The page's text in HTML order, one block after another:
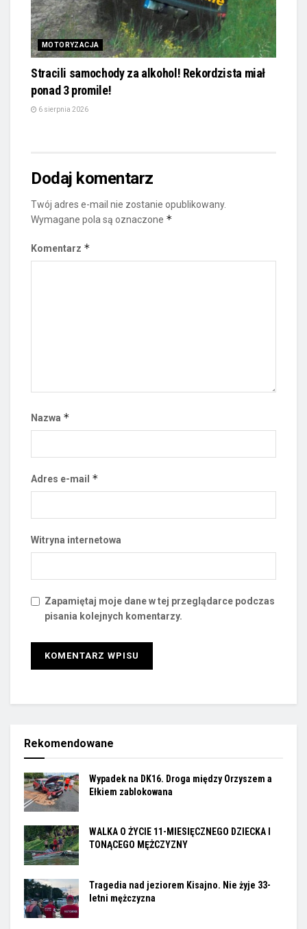
MOTORYZACJA
Stracili samochody za alkohol! Rekordzista miał
ponad 3 promile!
6 sierpnia 2026
Dodaj komentarz
Twój adres e-mail nie zostanie opublikowany.
Wymagane pola są oznaczone *
Komentarz *
Nazwa *
Adres e-mail *
Witryna internetowa
Zapamiętaj moje dane w tej przeglądarce podczas
pisania kolejnych komentarzy.
Rekomendowane
Wypadek na DK16. Droga między Orzyszem a
Ełkiem zablokowana
WALKA O ŻYCIE 11-MIESIĘCZNEGO DZIECKA I
TONĄCEGO MĘŻCZYZNY
Tragedia nad jeziorem Kisajno. Nie żyje 33-
letni mężczyzna